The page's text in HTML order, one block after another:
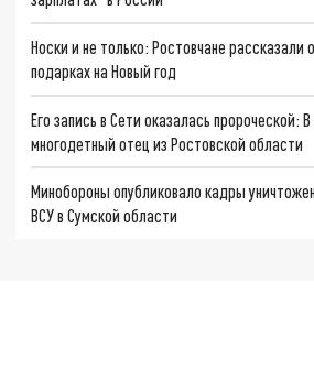
Носки и не только: Ростовчане рассказали
подарках на Новый год
Его запись в Сети оказалась пророческой:
многодетный отец из Ростовской области
Минобороны опубликовало кадры
ВСУ в Сумской области